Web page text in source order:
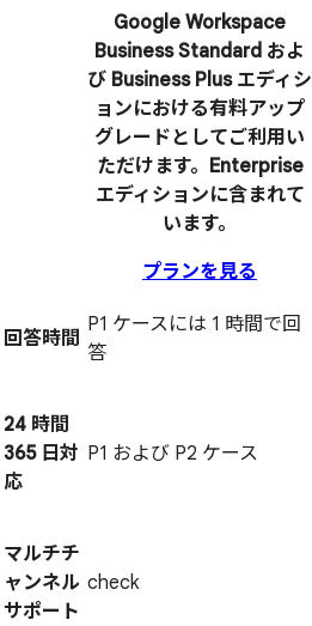
Google Workspace
Business Standard およ
び Business Plus エディシ
ョンにおける有料アップ
グレードとしてご利用い
ただけます。Enterprise
エディションに含まれて
います。
プランを見る
回答時間
P1 ケースには 1 時間で回
答
24 時間
365 日対
応
P1 および P2 ケース
マルチチ
ャンネル
サポート
check